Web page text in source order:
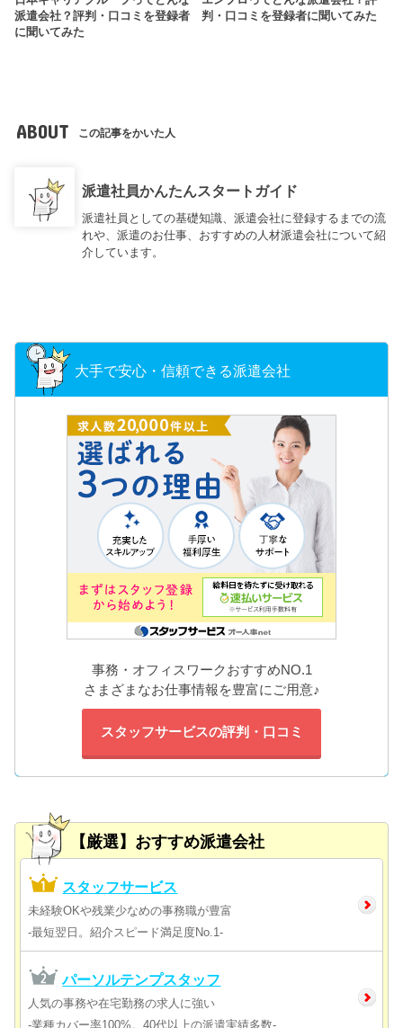
派遣会社？評判・口コミを登録者
に聞いてみた
判・口コミを登録者に聞いてみた
ABOUT この記事をかいた人
派遣社員かんたんスタートガイド
派遣社員としての基礎知識、派遣会社に登録するまでの流
れや、派遣のお仕事、おすすめの人材派遣会社について紹
介しています。
大手で安心・信頼できる派遣会社
事務・オフィスワークおすすめNO.1
さまざまなお仕事情報を豊富にご用意♪
スタッフサービスの評判・口コミ
【厳選】おすすめ派遣会社
スタッフサービス
未経験OKや残業少なめの事務職が豊富
-最短翌日。紹介スピード満足度No.1-
パーソルテンプスタッフ
人気の事務や在宅勤務の求人に強い
-業種カバー率100%。40代以上の派遣実績多数-